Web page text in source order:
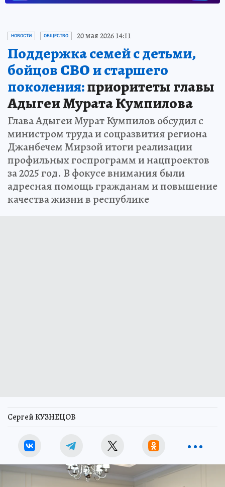
НОВОСТИ ОБЩЕСТВО 20 мая 2026 14:11
Поддержка семей с детьми,
бойцов СВО и старшего
поколения:приоритеты главы
Адыгеи Мурата Кумпилова
Глава Адыгеи Мурат Кумпилов обсудил с
министром труда и соцразвития региона
Джанбечем Мирзой итоги реализации
профильных госпрограмм и нацпроектов
за 2025 год. В фокусе внимания были
адресная помощь гражданам и повышение
качества жизни в республике
Сергей КУЗНЕЦОВ